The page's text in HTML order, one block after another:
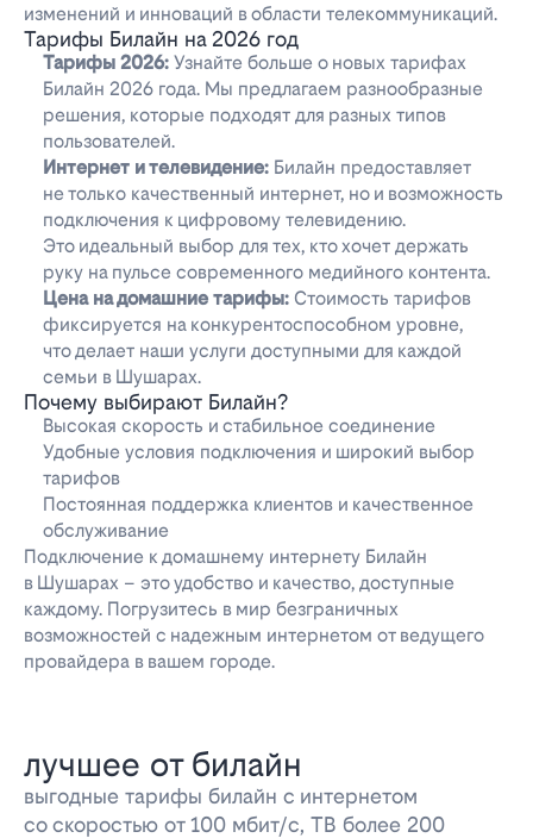
изменений и инноваций в области телекоммуникаций.
Тарифы Билайн на 2026 год
Тарифы 2026: Узнайте больше о новых тарифах
Билайн 2026 года. Мы предлагаем разнообразные
решения, которые подходят для разных типов
пользователей.
Интернет и телевидение: Билайн предоставляет
не только качественный интернет, но и возможность
подключения к цифровому телевидению.
Это идеальный выбор для тех, кто хочет держать
руку на пульсе современного медийного контента.
Цена на домашние тарифы: Стоимость тарифов
фиксируется на конкурентоспособном уровне,
что делает наши услуги доступными для каждой
семьи в Шушарах.
Почему выбирают Билайн?
Высокая скорость и стабильное соединение
Удобные условия подключения и широкий выбор
тарифов
Постоянная поддержка клиентов и качественное
обслуживание
Подключение к домашнему интернету Билайн
в Шушарах – это удобство и качество, доступные
каждому. Погрузитесь в мир безграничных
возможностей с надежным интернетом от ведущего
провайдера в вашем городе.
лучшее от билайн
выгодные тарифы билайн с интернетом
со скоростью от 100 мбит/с, ТВ более 200